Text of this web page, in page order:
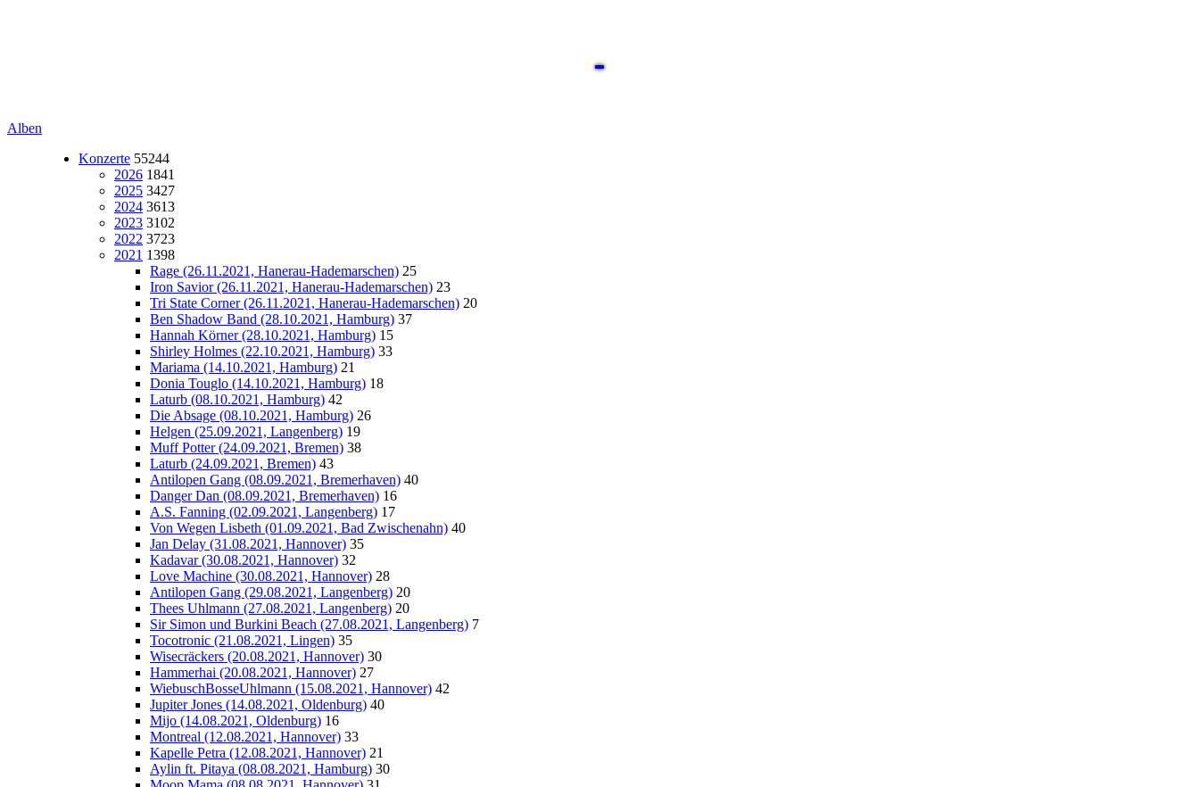
Alben
Konzerte 55244
2026 1841
2025 3427
2024 3613
2023 3102
2022 3723
2021 1398
Rage (26.11.2021, Hanerau-Hademarschen) 25
Iron Savior (26.11.2021, Hanerau-Hademarschen) 23
Tri State Corner (26.11.2021, Hanerau-Hademarschen) 20
Ben Shadow Band (28.10.2021, Hamburg) 37
Hannah Körner (28.10.2021, Hamburg) 15
Shirley Holmes (22.10.2021, Hamburg) 33
Mariama (14.10.2021, Hamburg) 21
Donia Touglo (14.10.2021, Hamburg) 18
Laturb (08.10.2021, Hamburg) 42
Die Absage (08.10.2021, Hamburg) 26
Helgen (25.09.2021, Langenberg) 19
Muff Potter (24.09.2021, Bremen) 38
Laturb (24.09.2021, Bremen) 43
Antilopen Gang (08.09.2021, Bremerhaven) 40
Danger Dan (08.09.2021, Bremerhaven) 16
A.S. Fanning (02.09.2021, Langenberg) 17
Von Wegen Lisbeth (01.09.2021, Bad Zwischenahn) 40
Jan Delay (31.08.2021, Hannover) 35
Kadavar (30.08.2021, Hannover) 32
Love Machine (30.08.2021, Hannover) 28
Antilopen Gang (29.08.2021, Langenberg) 20
Thees Uhlmann (27.08.2021, Langenberg) 20
Sir Simon und Burkini Beach (27.08.2021, Langenberg) 7
Tocotronic (21.08.2021, Lingen) 35
Wisecräckers (20.08.2021, Hannover) 30
Hammerhai (20.08.2021, Hannover) 27
WiebuschBosseUhlmann (15.08.2021, Hannover) 42
Jupiter Jones (14.08.2021, Oldenburg) 40
Mijo (14.08.2021, Oldenburg) 16
Montreal (12.08.2021, Hannover) 33
Kapelle Petra (12.08.2021, Hannover) 21
Aylin ft. Pitaya (08.08.2021, Hamburg) 30